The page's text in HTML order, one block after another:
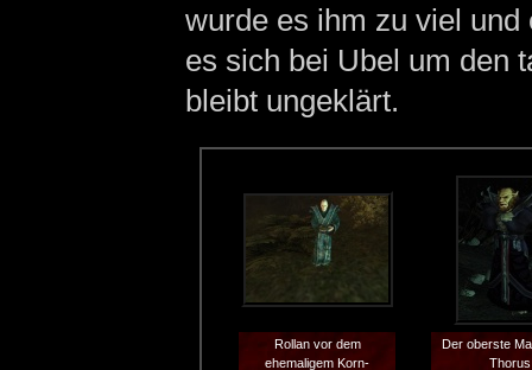
wurde es ihm zu viel
es sich bei Ubel um den
bleibt ungeklärt.
Rollan vor dem
ehemaligem Korn-
Der oberste
Thorus